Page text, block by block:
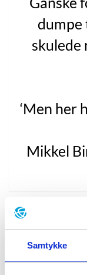
Samtykke
dumpe
skulede
‘Men her
Mikkel
Mikkel
bedst betegnes
fantastiske